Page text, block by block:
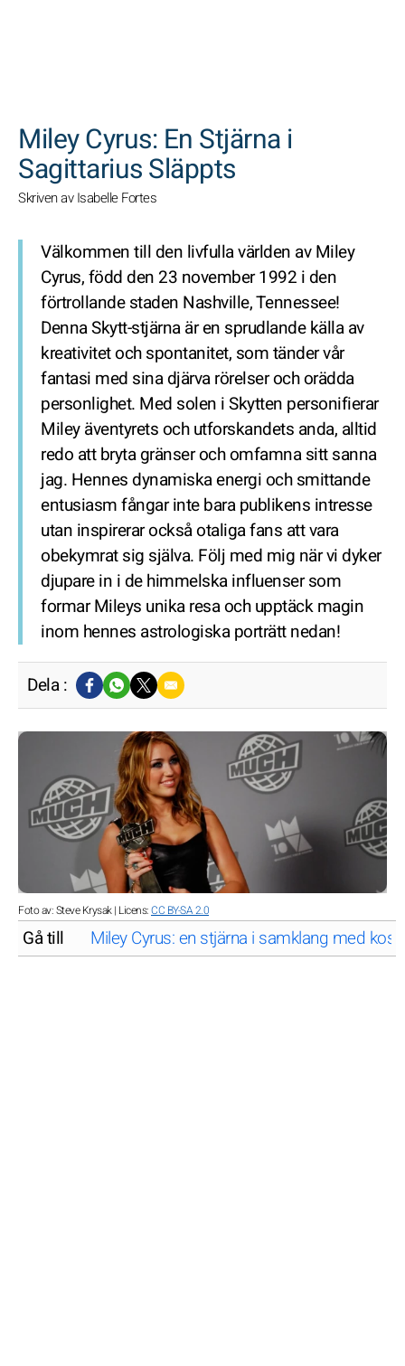
Miley Cyrus: En Stjärna i
Sagittarius Släppts
Skriven av Isabelle Fortes
Välkommen till den livfulla världen av Miley
Cyrus, född den 23 november 1992 i den
förtrollande staden Nashville, Tennessee!
Denna Skytt-stjärna är en sprudlande källa av
kreativitet och spontanitet, som tänder vår
fantasi med sina djärva rörelser och orädda
personlighet. Med solen i Skytten personifierar
Miley äventyrets och utforskandets anda, alltid
redo att bryta gränser och omfamna sitt sanna
jag. Hennes dynamiska energi och smittande
entusiasm fångar inte bara publikens intresse
utan inspirerar också otaliga fans att vara
obekymrat sig själva. Följ med mig när vi dyker
djupare in i de himmelska influenser som
formar Mileys unika resa och upptäck magin
inom hennes astrologiska porträtt nedan!
Dela :
Foto av: Steve Krysak | Licens:CC BY-SA 2.0
Gå till Miley Cyrus: en stjärna i samklang med